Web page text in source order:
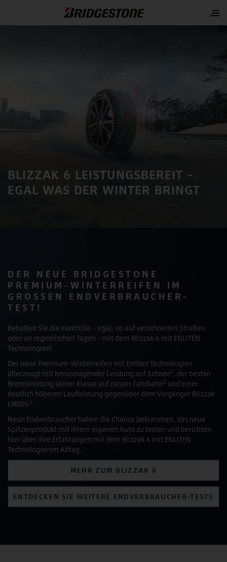
BLIZZAK 6 LEISTUNGSBEREIT –
EGAL WAS DER WINTER BRINGT
DER NEUE BRIDGESTONE
PREMIUM-WINTERREIFEN IM
GROSSEN ENDVERBRAUCHER-
TEST!
Behalten Sie die Kontrolle – egal, ob auf verschneiten Straßen
oder an regnerischen Tagen – mit dem Blizzak 6 mit ENLITEN
Technologien!
Der neue Premium-Winterreifen mit Enliten Technologien
überzeugt mit hervorragender Leistung auf Schnee1 , der besten
Bremsleistung seiner Klasse auf nasser Fahrbahn2 und einer
deutlich höheren Laufleistung gegenüber dem Vorgänger Blizzak
LM0053
Neun Endverbraucher haben die Chance bekommen, das neue
Spitzenprodukt mit ihrem eigenen Auto zu testen und berichten
hier über ihre Erfahrungen mit dem Blizzak 6 mit ENLITEN
Technologienim Alltag.
MEHR ZUM BLIZZAK 6
ENTDECKEN SIE WEITERE ENDVERBRAUCHER-TESTS